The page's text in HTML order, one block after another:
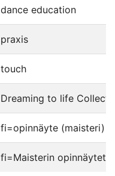
dance education
praxis
touch
Dreaming to life
fi=opinnäyte
fi=Maisterin